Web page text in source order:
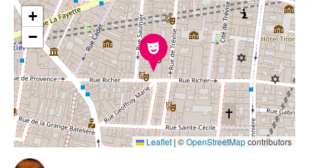
+
−
Leaflet | ©OpenStreetMapcontributors